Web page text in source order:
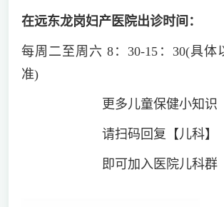
在远东龙岗妇产医院出诊时间：
每周二至周六 8：30-15：30(具体
准)
更多儿童保健小知识
请扫码回复【儿科】
即可加入医院儿科群